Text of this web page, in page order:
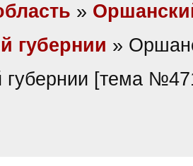
»
губернии »
губернии [тема